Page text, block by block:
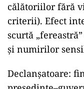
călătoriilor fără
criterii). Efect
scurtă
și numirilor
Declanșatoare: